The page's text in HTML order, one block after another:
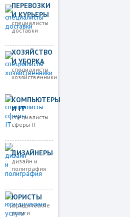
ПЕРЕВОЗКИ
И КУРЬЕРЫ
специалисты
доставки
ХОЗЯЙСТВО
И УБОРКА
специалисты
хозяйственники
КОМПЬЮТЕРЫ
И IT
специалисты
сферы IT
ДИЗАЙНЕРЫ
дизайн и
полиграфия
ЮРИСТЫ
юридические
услуги